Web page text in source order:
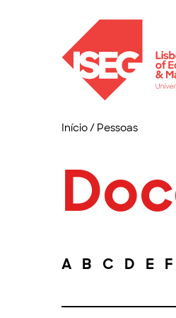
Início/ Pessoas
A B C D E F